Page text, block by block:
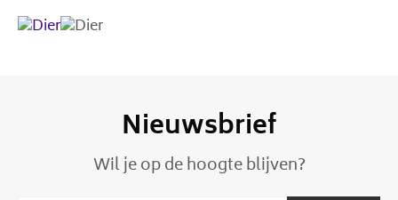
Nieuwsbrief
Wil je op de hoogte blijven?